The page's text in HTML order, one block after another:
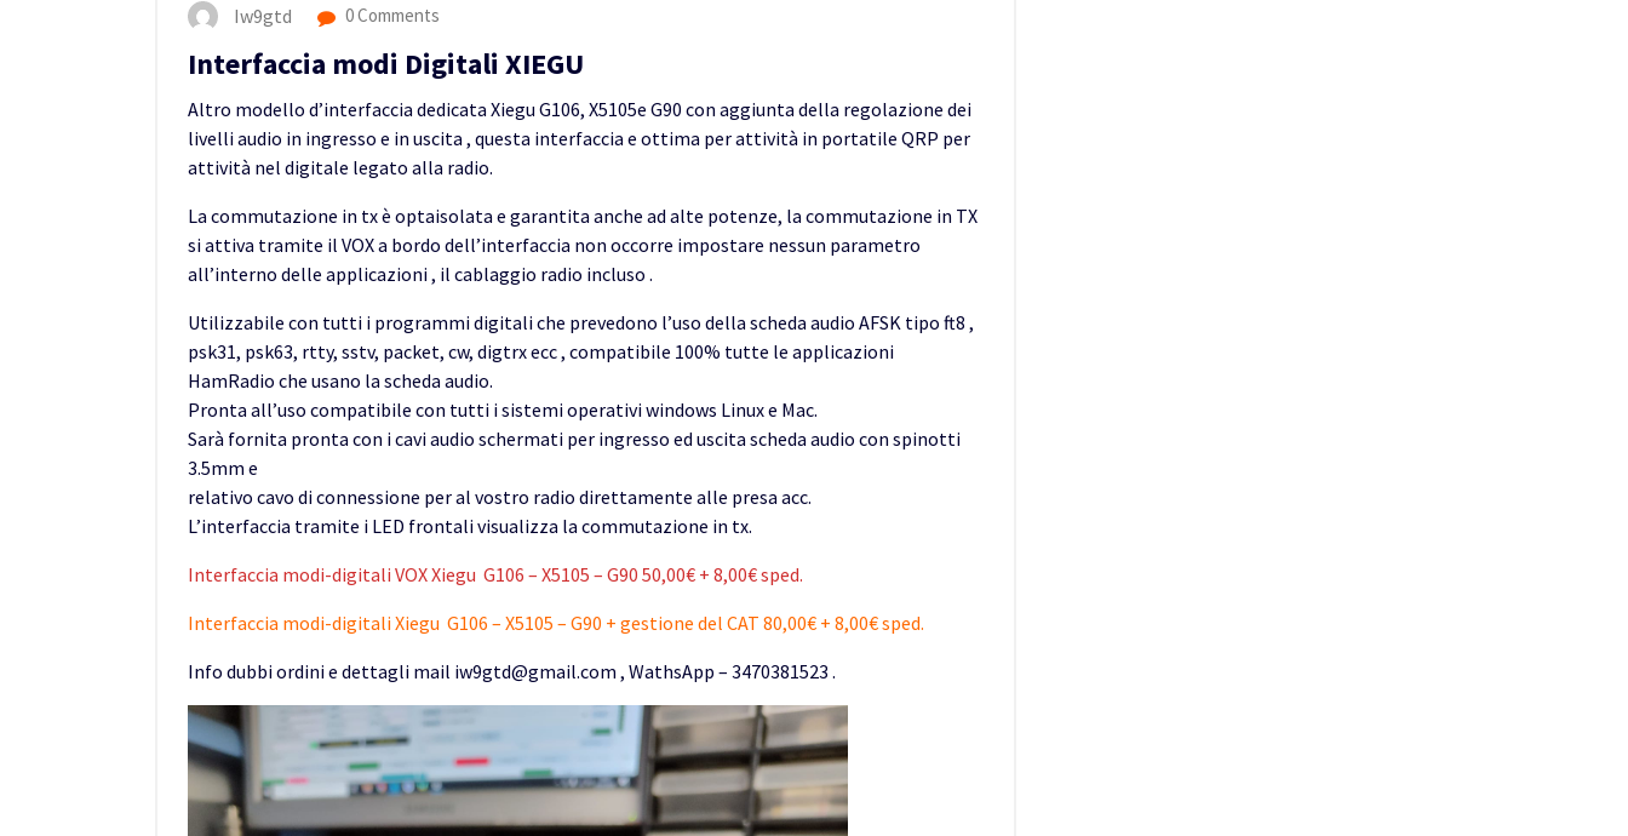
Iw9gtd 0 Comments
Interfaccia modi Digitali XIEGU
Altro modello d’interfaccia dedicata Xiegu G106, X5105e G90 con aggiunta della regolazione dei
livelli audio in ingresso e in uscita , questa interfaccia e ottima per attività in portatile QRP per
attività nel digitale legato alla radio.
La commutazione in tx è optaisolata e garantita anche ad alte potenze, la commutazione in TX
si attiva tramite il VOX a bordo dell’interfaccia non occorre impostare nessun parametro
all’interno delle applicazioni , il cablaggio radio incluso .
Utilizzabile con tutti i programmi digitali che prevedono l’uso della scheda audio AFSK tipo ft8 ,
psk31, psk63, rtty, sstv, packet, cw, digtrx ecc , compatibile 100% tutte le applicazioni
HamRadio che usano la scheda audio.
Pronta all’uso compatibile con tutti i sistemi operativi windows Linux e Mac.
Sarà fornita pronta con i cavi audio schermati per ingresso ed uscita scheda audio con spinotti
3.5mm e
relativo cavo di connessione per al vostro radio direttamente alle presa acc.
L’interfaccia tramite i LED frontali visualizza la commutazione in tx.
Interfaccia modi-digitali VOX Xiegu G106 – X5105 – G90 50,00€ + 8,00€ sped.
Interfaccia modi-digitali Xiegu G106 – X5105 – G90 + gestione del CAT 80,00€ + 8,00€ sped.
Info dubbi ordini e dettagli mail iw9gtd@gmail.com , WathsApp – 3470381523 .